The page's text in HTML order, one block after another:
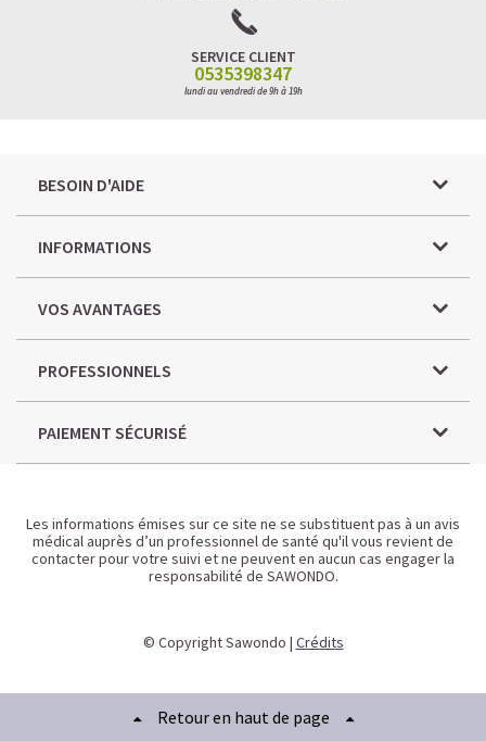
SERVICE CLIENT
0535398347
lundi au vendredi de 9h à 19h
BESOIN D'AIDE
INFORMATIONS
VOS AVANTAGES
PROFESSIONNELS
PAIEMENT SÉCURISÉ
Les informations émises sur ce site ne se substituent pas à un avis
médical auprès d’un professionnel de santé qu'il vous revient de
contacter pour votre suivi et ne peuvent en aucun cas engager la
responsabilité de SAWONDO.
© Copyright Sawondo | Crédits
Retour en haut de page